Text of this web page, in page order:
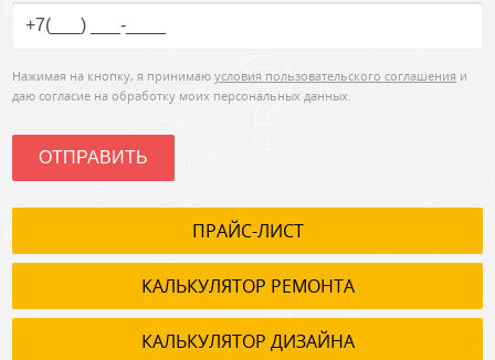
Нажимая на кнопку, я принимаю условия пользовательского соглашения и
даю согласие на обработку моих персональных данных.
ОТПРАВИТЬ
ПРАЙС-ЛИСТ
КАЛЬКУЛЯТОР РЕМОНТА
КАЛЬКУЛЯТОР ДИЗАЙНА